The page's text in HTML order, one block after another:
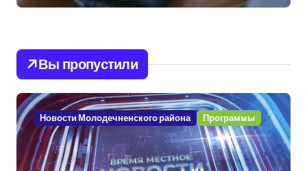
Вы пропустили
Новости Молодечненского района Программы